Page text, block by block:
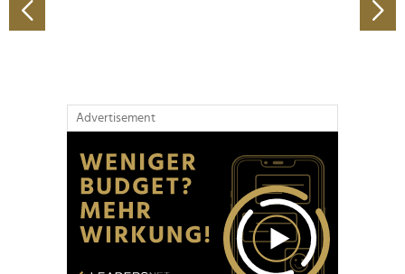
Partner führen diese Informationen möglicherweise mit
weiteren Daten zusammen, die Sie ihnen bereitgestellt
Advertisement